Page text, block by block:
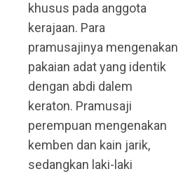
khusus pada anggota
kerajaan. Para
pramusajinya mengenakan
pakaian adat yang identik
dengan abdi dalem
keraton. Pramusaji
perempuan mengenakan
kemben dan kain jarik,
sedangkan laki-laki